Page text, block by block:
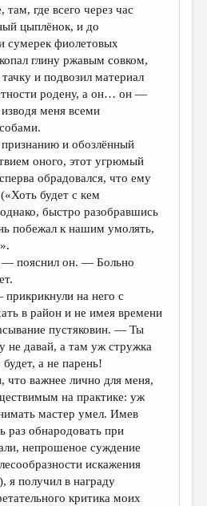
там, где всего через час
цыплёнок, и до
сумерек фиолетовых
глину ржавым совком,
и подвозил материал
родену, а он… он —
меня всеми
и обозлённый
оного, этот угрюмый
обрадовался, что ему
будет с кем
быстро разобравшись
побежал к нашим умолять,
пояснил он. — Больно
на него с
в район и не имея времени
пустяковин. — Ты
не давай, а там уж стружка
а не парень!
что важнее лично для меня,
на практике: уж
мастер умел. Имев
раз обнародовать при
непрошеное суждение
искажения
я получил в награду
критика моих